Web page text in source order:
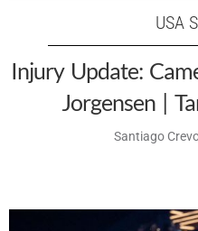
USA
Injury Update:
Jorgensen |
Santiago